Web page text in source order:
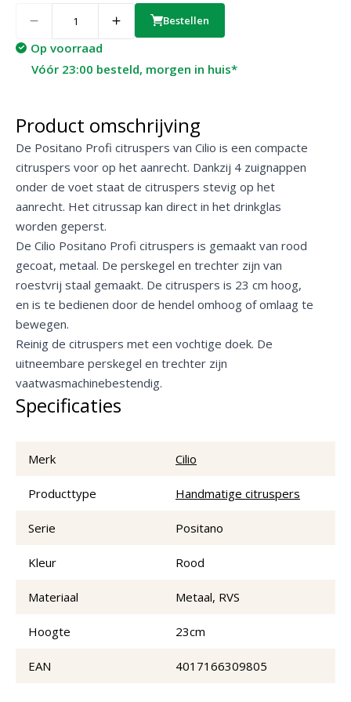
Bestellen
Op voorraad
Vóór 23:00 besteld, morgen in huis*
Product omschrijving
De Positano Profi citruspers van Cilio is een compacte
citruspers voor op het aanrecht. Dankzij 4 zuignappen
onder de voet staat de citruspers stevig op het
aanrecht. Het citrussap kan direct in het drinkglas
worden geperst.
De Cilio Positano Profi citruspers is gemaakt van rood
gecoat, metaal. De perskegel en trechter zijn van
roestvrij staal gemaakt. De citruspers is 23 cm hoog,
en is te bedienen door de hendel omhoog of omlaag te
bewegen.
Reinig de citruspers met een vochtige doek. De
uitneembare perskegel en trechter zijn
vaatwasmachinebestendig.
Specificaties
Merk Cilio
Producttype Handmatige citruspers
Serie Positano
Kleur Rood
Materiaal Metaal, RVS
Hoogte 23cm
EAN 4017166309805